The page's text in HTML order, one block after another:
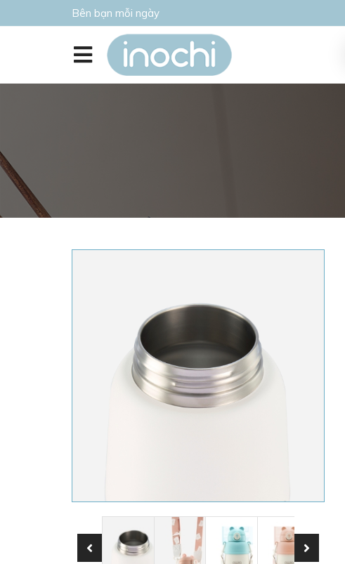
Bên bạn mỗi ngày